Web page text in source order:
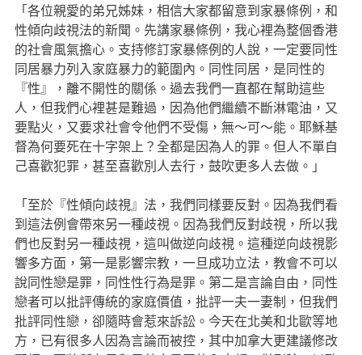
「各位親愛的弟兄姊妹，相信大家都留意到家暴條例，和
性傾向歧視法的新聞。先講家暴條例，我心裡為整個香港
的社會風氣擔心。支持修訂家暴條例的人說，一定要同性
同居暴力列入家庭暴力的範圍內。同性同居，是同性的
『性』，離不開性的關係。過去我們一直都在幫助這些
人，但我們心裡甚是難過，因為他們繼續不斷淋電油，又
要點火，又要求社會令他們不受傷，無〜可〜能。耶穌基
督為何要死在十字架上？全都是因為人的罪。但人不單自
己喜歡犯罪，甚至喜歡別人去行，鼓吹更多人去做。」
「至於『性傾向歧視』法，我們同樣要反對。因為我們看
到這法例會帶來另一種歧視。因為我們反對歧視，所以我
們也反對另一種歧視，這叫做逆向歧視。這種逆向歧視影
響多方面，第一是影響宗教，一旦成功立法，教會不可以
說同性戀是罪，同性性行為是罪。第二是言論自由，同性
戀者可以批評傳統的家庭價值，批評一夫一妻制，但我們
批評同性戀，卻隨時會惹來訴訟。今天在北美和北歐等地
方，已有很多人因為言論而被控，其中加拿大更建議修改